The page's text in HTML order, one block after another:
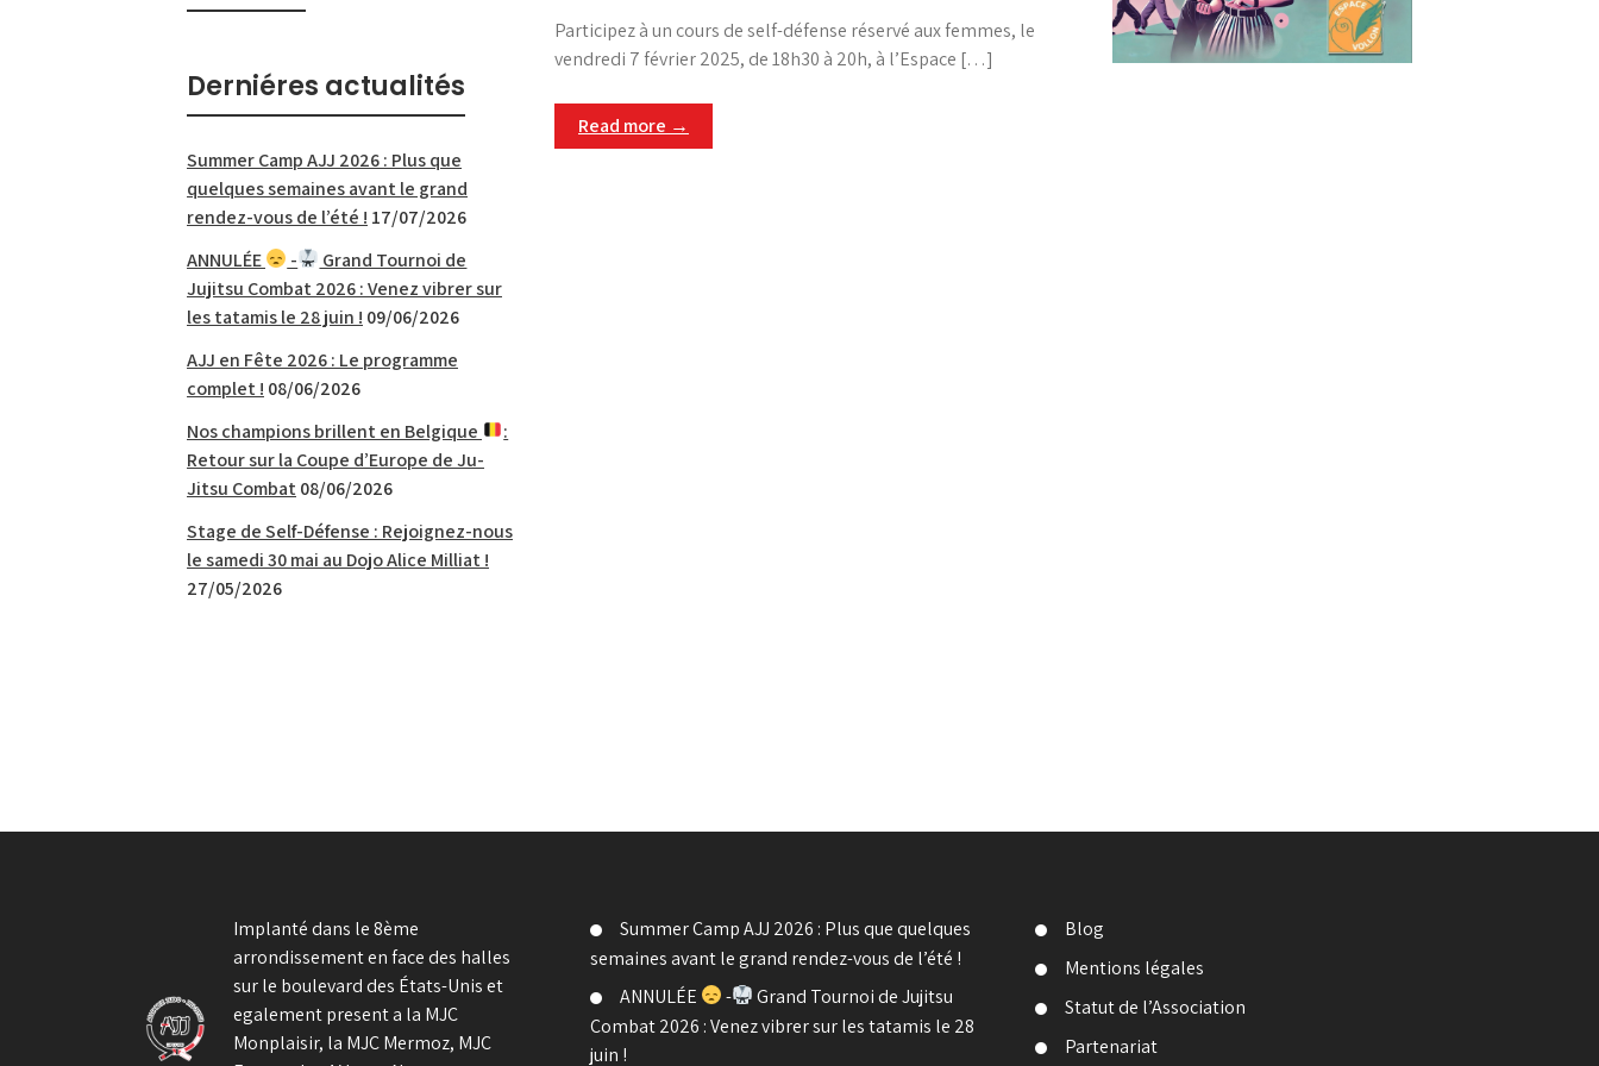
Participez à un cours de self-défense réservé aux femmes, le
vendredi 7 février 2025, de 18h30 à 20h, à l’Espace […]
Read more →
Derniéres actualités
Summer Camp AJJ 2026 : Plus que
quelques semaines avant le grand
rendez-vous de l’été ! 17/07/2026
ANNULÉE
-
Grand Tournoi de
Jujitsu Combat 2026 : Venez vibrer sur
les tatamis le 28 juin ! 09/06/2026
AJJ en Fête 2026 : Le programme
complet ! 08/06/2026
Nos champions brillent en Belgique
:
Retour sur la Coupe d’Europe de Ju-
Jitsu Combat 08/06/2026
Stage de Self-Défense : Rejoignez-nous
le samedi 30 mai au Dojo Alice Milliat !
27/05/2026
Implanté dans le 8ème
arrondissement en face des halles
sur le boulevard des États-Unis et
egalement present a la MJC
Monplaisir, la MJC Mermoz, MJC
Summer Camp AJJ 2026 : Plus que quelques
semaines avant le grand rendez-vous de l’été !
ANNULÉE
-
Grand Tournoi de Jujitsu
Combat 2026 : Venez vibrer sur les tatamis le 28
juin !
Blog
Mentions légales
Statut de l’Association
Partenariat